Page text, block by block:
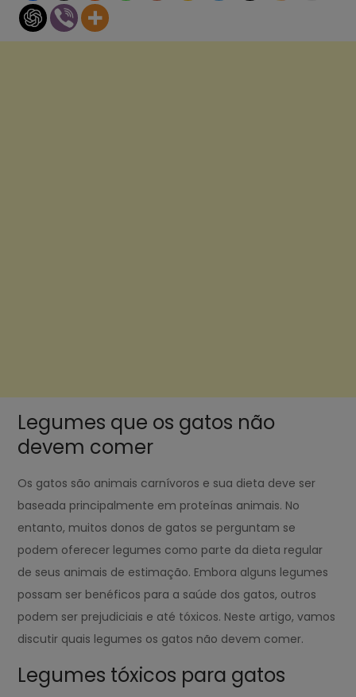
Legumes que os gatos não
devem comer
Os gatos são animais carnívoros e sua dieta deve ser
baseada principalmente em proteínas animais. No
entanto, muitos donos de gatos se perguntam se
podem oferecer legumes como parte da dieta regular
de seus animais de estimação. Embora alguns legumes
possam ser benéficos para a saúde dos gatos, outros
podem ser prejudiciais e até tóxicos. Neste artigo, vamos
discutir quais legumes os gatos não devem comer.
Legumes tóxicos para gatos